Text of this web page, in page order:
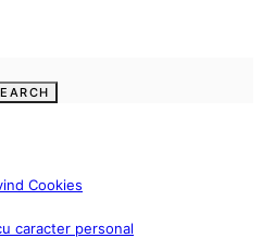
Cookies
caracter personal